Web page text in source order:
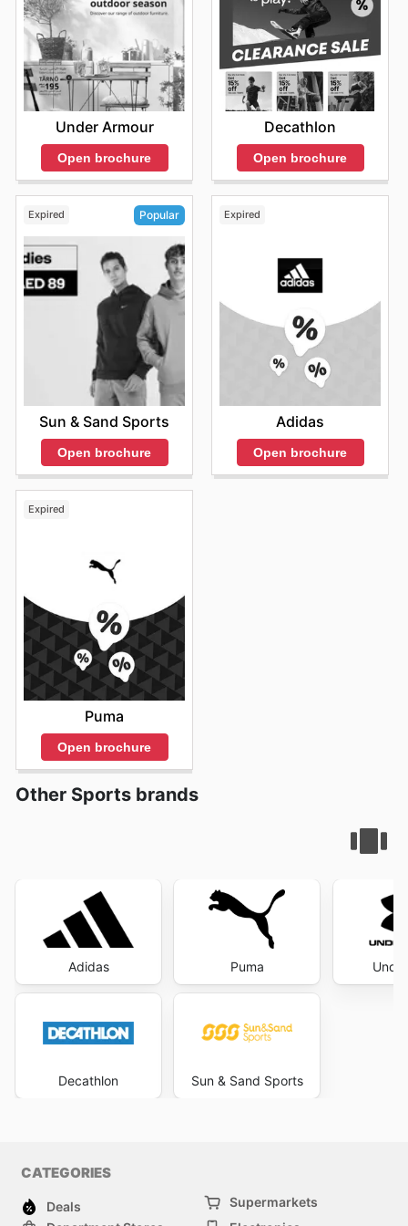
Under Armour
Open brochure
Decathlon
Open brochure
Expired Popular
Sun & Sand Sports
Open brochure
Expired
Adidas
Open brochure
Expired
Puma
Open brochure
Other Sports brands
Adidas
Decathlon
Puma
Sun & Sand Sports
CATEGORIES
Deals
Supermarkets